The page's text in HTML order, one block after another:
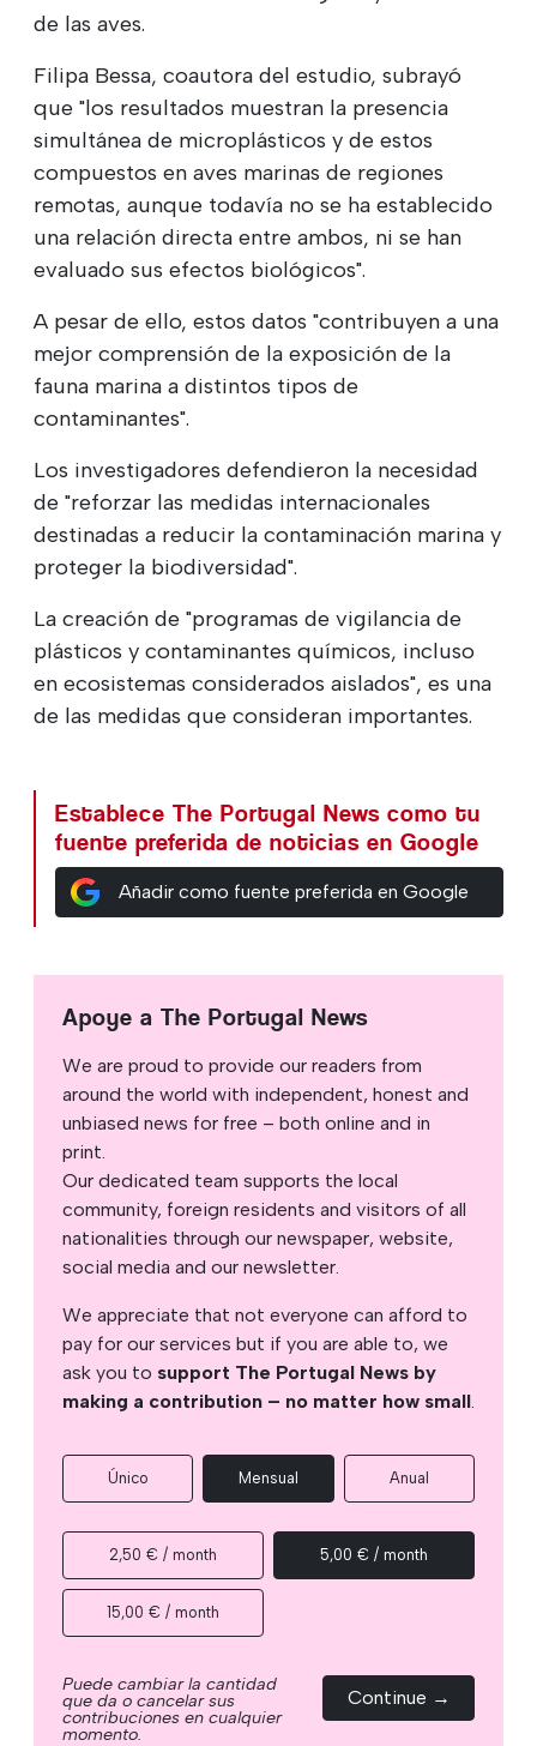
de las aves.
Filipa Bessa, coautora del estudio, subrayó
que "los resultados muestran la presencia
simultánea de microplásticos y de estos
compuestos en aves marinas de regiones
remotas, aunque todavía no se ha establecido
una relación directa entre ambos, ni se han
evaluado sus efectos biológicos".
A pesar de ello, estos datos "contribuyen a una
mejor comprensión de la exposición de la
fauna marina a distintos tipos de
contaminantes".
Los investigadores defendieron la necesidad
de "reforzar las medidas internacionales
destinadas a reducir la contaminación marina y
proteger la biodiversidad".
La creación de "programas de vigilancia de
plásticos y contaminantes químicos, incluso
en ecosistemas considerados aislados", es una
de las medidas que consideran importantes.
Establece The Portugal News como tu
fuente preferida de noticias en Google
Añadir como fuente preferida en Google
Apoye a The Portugal News
We are proud to provide our readers from
around the world with independent, honest and
unbiased news for free – both online and in
print.
Our dedicated team supports the local
community, foreign residents and visitors of all
nationalities through our newspaper, website,
social media and our newsletter.
We appreciate that not everyone can afford to
pay for our services but if you are able to, we
ask you to support The Portugal News by
making a contribution – no matter how small.
Único Mensual Anual
2,50 € / month 5,00 € / month
15,00 € / month
Puede cambiar la cantidad
que da o cancelar sus
contribuciones en cualquier
momento.
Continue →